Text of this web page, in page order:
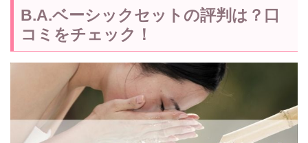
B.A.ベーシックセットの評判は？口
コミをチェック！